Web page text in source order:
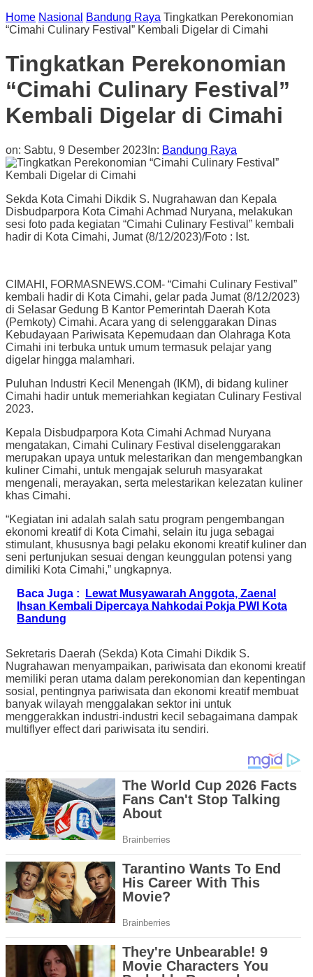
Home Nasional Bandung Raya Tingkatkan Perekonomian
“Cimahi Culinary Festival” Kembali Digelar di Cimahi
Tingkatkan Perekonomian
“Cimahi Culinary Festival”
Kembali Digelar di Cimahi
on: Sabtu, 9 Desember 2023 In: Bandung Raya
Sekda Kota Cimahi Dikdik S. Nugrahawan dan Kepala
Disbudparpora Kota Cimahi Achmad Nuryana, melakukan
sesi foto pada kegiatan “Cimahi Culinary Festival” kembali
hadir di Kota Cimahi, Jumat (8/12/2023)/Foto : Ist.
CIMAHI, FORMASNEWS.COM- “Cimahi Culinary Festival”
kembali hadir di Kota Cimahi, gelar pada Jumat (8/12/2023)
di Selasar Gedung B Kantor Pemerintah Daerah Kota
(Pemkoty) Cimahi. Acara yang di selenggarakan Dinas
Kebudayaan Pariwisata Kepemudaan dan Olahraga Kota
Cimahi ini terbuka untuk umum termasuk pelajar yang
digelar hingga malamhari.
Puluhan Industri Kecil Menengah (IKM), di bidang kuliner
Cimahi hadir untuk memeriahkan kegiatan Culinary Festival
2023.
Kepala Disbudparpora Kota Cimahi Achmad Nuryana
mengatakan, Cimahi Culinary Festival diselenggarakan
merupakan upaya untuk melestarikan dan mengembangkan
kuliner Cimahi, untuk mengajak seluruh masyarakat
mengenali, merayakan, serta melestarikan kelezatan kuliner
khas Cimahi.
“Kegiatan ini adalah salah satu program pengembangan
ekonomi kreatif di Kota Cimahi, selain itu juga sebagai
stimulant, khususnya bagi pelaku ekonomi kreatif kuliner dan
seni pertunjukan sesuai dengan keunggulan potensi yang
dimiliki Kota Cimahi,” ungkapnya.
Baca Juga :
Lewat Musyawarah Anggota, Zaenal
Ihsan Kembali Dipercaya Nahkodai Pokja PWI Kota
Bandung
Sekretaris Daerah (Sekda) Kota Cimahi Dikdik S.
Nugrahawan menyampaikan, pariwisata dan ekonomi kreatif
memiliki peran utama dalam perekonomian dan kepentingan
sosial, pentingnya pariwisata dan ekonomi kreatif membuat
banyak wilayah menggalakan sektor ini untuk
menggerakkan industri-industri kecil sebagaimana dampak
multiflyer effect dari pariwisata itu sendiri.